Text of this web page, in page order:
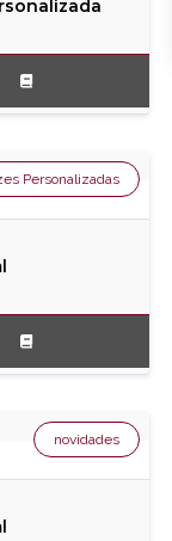
Personalizadas
novidades